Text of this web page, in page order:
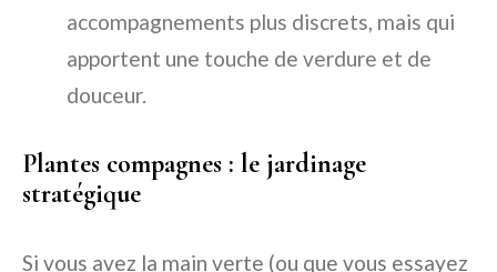
accompagnements plus discrets, mais qui
apportent une touche de verdure et de
douceur.
Plantes compagnes : le jardinage
stratégique
Si vous avez la main verte (ou que vous essayez